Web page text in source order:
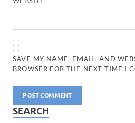
SAVE MY NAME, EMAIL, AND
BROWSER FOR THE NEXT TIME I
SEARCH